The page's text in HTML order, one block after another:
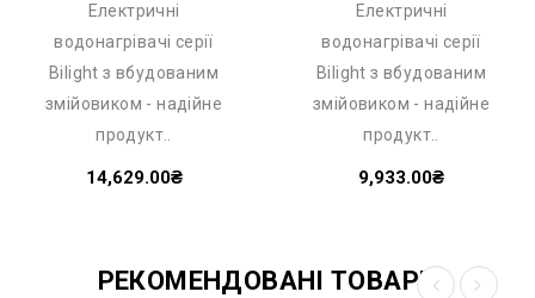
Електричні
водонагрівачі серії
Bilight з вбудованим
змійовиком - надійне
продукт..
14,629.00₴
Електричні
водонагрівачі серії
Bilight з вбудованим
змійовиком - надійне
продукт..
9,933.00₴
РЕКОМЕНДОВАНІ ТОВАРИ